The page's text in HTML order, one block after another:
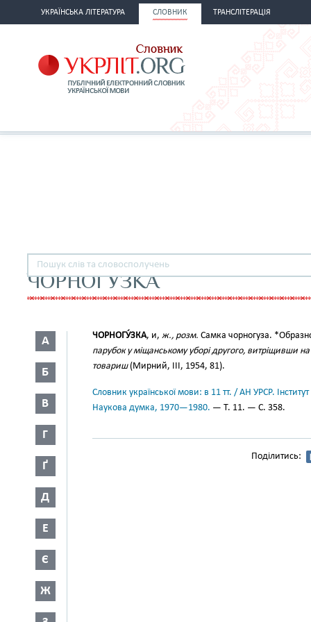
УКРАЇНСЬКА ЛІТЕРАТУРА СЛОВНИК ТРАНСЛІТЕРАЦІЯ
ЧОРНОГУЗКА
А
Б
В
Г
Ґ
Д
Е
Є
Ж
ЧОРНОГУ́ЗКА, и, ж., розм. Самка чорногуза.
парубок у міщанському уборі другого, витріщивши
товариш(Мирний, III, 1954, 81).
Словник української мови: в 11 тт. / АН УРСР.
Наукова думка, 1970—1980. — Т. 11. — С. 358.
Поділитись: